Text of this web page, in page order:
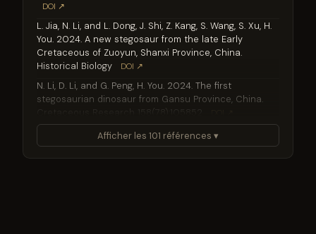
DOI ↗
L. Jia, N. Li, and L. Dong, J. Shi, Z. Kang, S. Wang, S. Xu, H.
You. 2024. A new stegosaur from the late Early
Cretaceous of Zuoyun, Shanxi Province, China.
Historical Biology
DOI ↗
N. Li, D. Li, and G. Peng, H. You. 2024. The first
stegosaurian dinosaur from Gansu Province, China.
Cretaceous Research 158(78):105852
O. Zafaty, M. Oukassou, and F. Riguetti, J. Company, S.
Bendrioua, R. Tabuce, A. Charrière, X. Pereda-
Suberbiola. 2024. A new stegosaurian dinosaur
Afficher les 101 références ▾